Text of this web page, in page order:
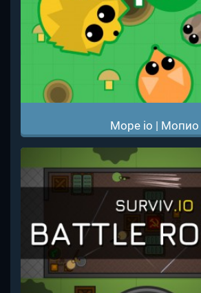
Mope io | Мопио